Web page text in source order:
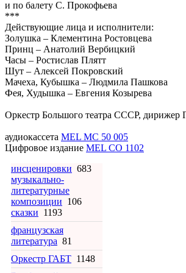
и по балету С. Прокофьева
***
Действующие лица и исполнители:
Золушка – Клементина Ростовцева
Принц – Анатолий Вербицкий
Часы – Ростислав Плятт
Шут – Алексей Покровский
Мачеха, Кубышка – Людмила Пашкова
Фея, Худышка – Евгения Козырева
Оркестр Большого театра СССР, дирижер
аудиокассета MEL MC 50 005
Цифровое издание MEL CO 1102
инсценировки 683
музыкально-
литературные
композиции 106
сказки 1193
французская
литература 81
Оркестр ГАБТ 1148